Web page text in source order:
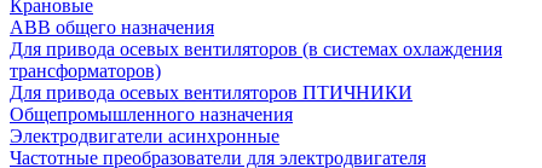
Крановые
АВВ общего назначения
Для привода осевых вентиляторов (в системах охлаждения
трансформаторов)
Для привода осевых вентиляторов ПТИЧНИКИ
Общепромышленного назначения
Электродвигатели асинхронные
Частотные преобразователи для электродвигателя